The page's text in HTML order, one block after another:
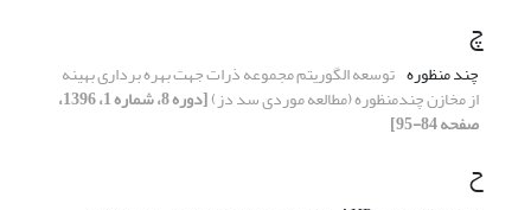
چ
چند منظوره توسعه الگوریتم مجموعه ذرات جهت بهره برداری بهینه
از مخازن چندمنظوره (مطالعه موردی سد دز) [دوره 8، شماره 1، 1396،
صفحه 84-95]
ح